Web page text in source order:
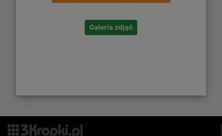
Galeria zdjęć